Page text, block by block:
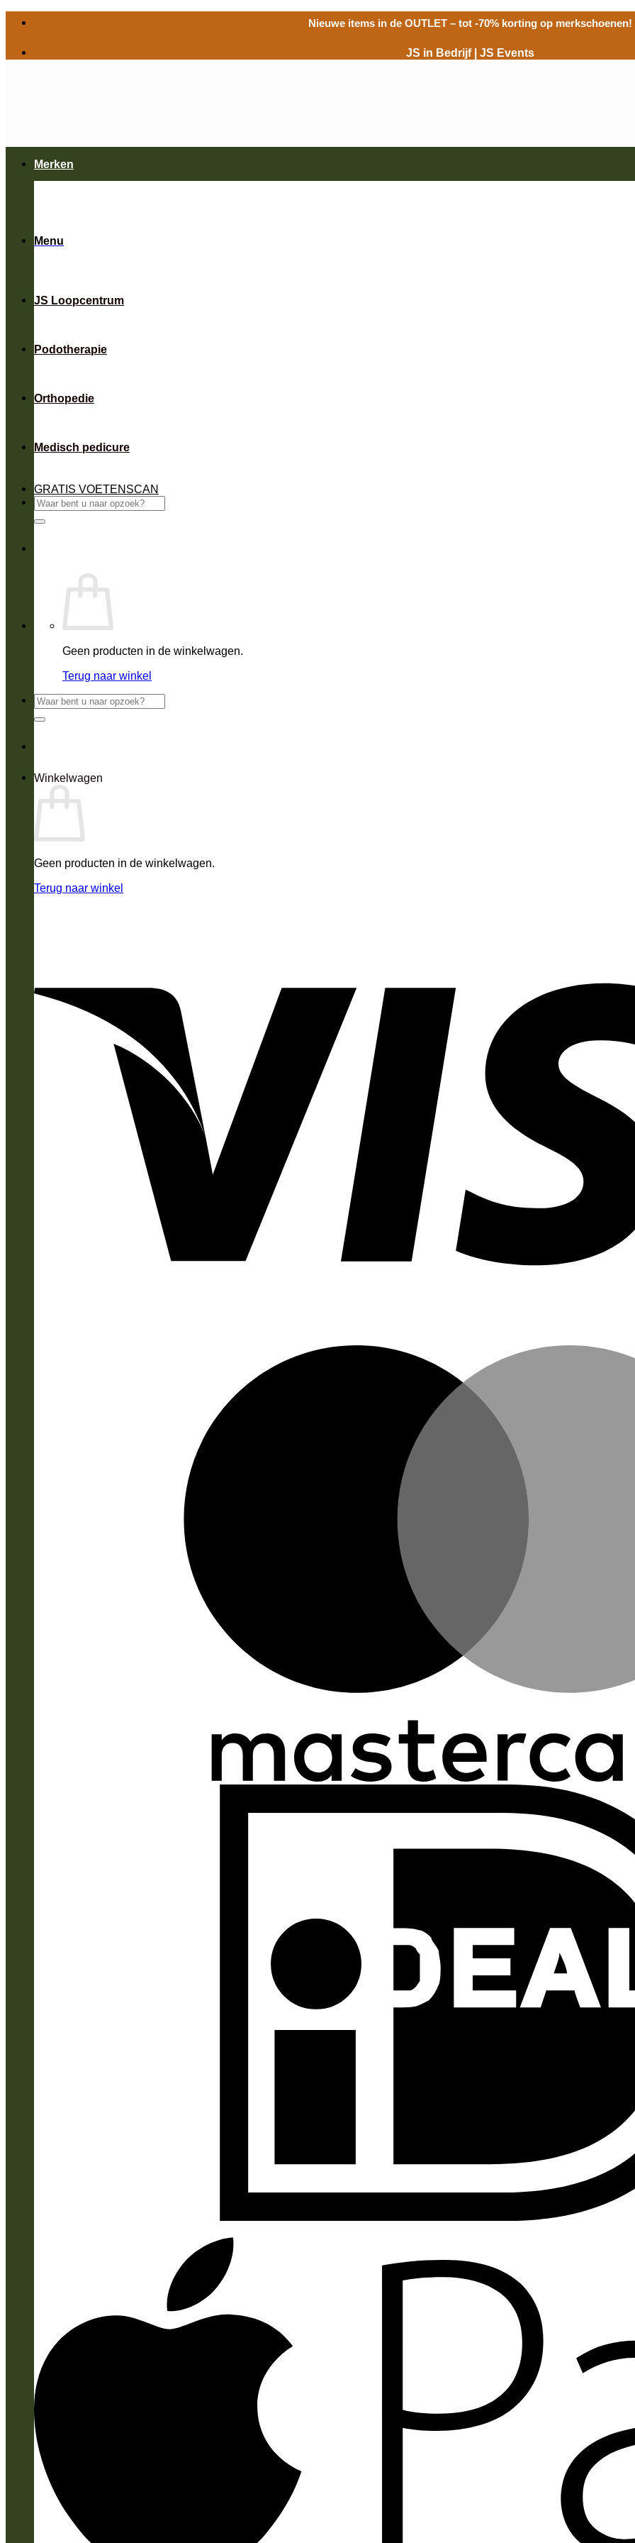
Nieuwe items in de OUTLET– tot -70% korting op merkschoenen!
JS in Bedrijf JS Events
Menu
JS Loopcentrum
Podotherapie
Orthopedie
Medisch pedicure
GRATIS VOETENSCAN
Zoeken
naar:
Geen producten in de winkelwagen.
Terug naar winkel
Zoeken
Winkelwagen
Geen producten in de winkelwagen.
Terug naar winkel
Merken